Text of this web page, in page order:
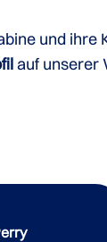
und ihre
auf unserer